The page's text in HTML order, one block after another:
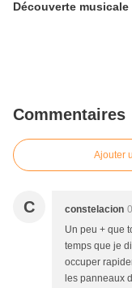
Découverte musicale
Commentaires
Ajouter
C constelacion
Un peu + que
temps que je
occuper
les panneaux